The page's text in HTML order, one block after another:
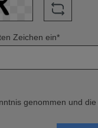
Zeichen ein*
genommen und die